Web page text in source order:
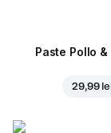
Paste Pollo &
29,99